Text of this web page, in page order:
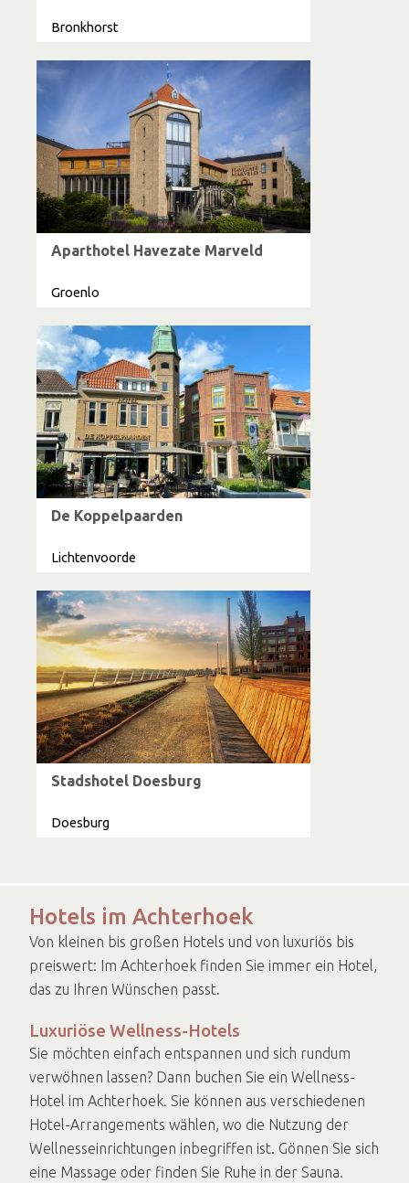
Bronkhorst
Aparthotel Havezate Marveld
Groenlo
De Koppelpaarden
Lichtenvoorde
Stadshotel Doesburg
Doesburg
Hotels im Achterhoek
Von kleinen bis großen Hotels und von luxuriös bis
preiswert: Im Achterhoek finden Sie immer ein Hotel,
das zu Ihren Wünschen passt.
Luxuriöse Wellness-Hotels
Sie möchten einfach entspannen und sich rundum
verwöhnen lassen? Dann buchen Sie ein Wellness-
Hotel im Achterhoek. Sie können aus verschiedenen
Hotel-Arrangements wählen, wo die Nutzung der
Wellnesseinrichtungen inbegriffen ist. Gönnen Sie sich
eine Massage oder finden Sie Ruhe in der Sauna.